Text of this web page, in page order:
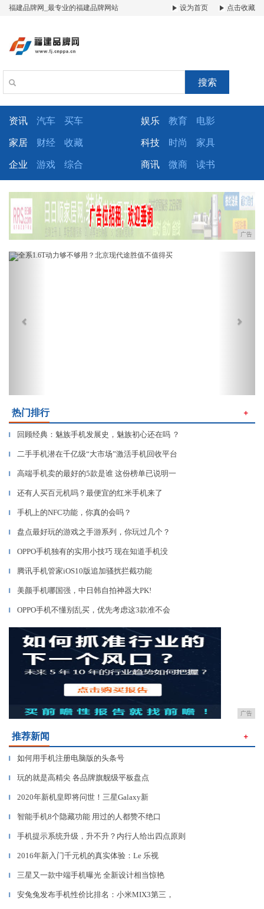
福建品牌网_最专业的福建品牌网站 设为首页 点击收藏
搜索
资讯 汽车 买车 娱乐 教育 电影
家居 财经 收藏 科技 时尚 家具
企业 游戏 综合 商讯 微商 读书
广告
Previous
热门排行 ＋
▎ 回顾经典：魅族手机发展史，魅族初心还在吗 ？
▎ 二手手机潜在千亿级“大市场”激活手机回收平台
▎ 高端手机卖的最好的5款是谁 这份榜单已说明一
▎ 还有人买百元机吗？最便宜的红米手机来了
▎ 手机上的NFC功能，你真的会吗？
▎ 盘点最好玩的游戏之手游系列，你玩过几个？
▎ OPPO手机独有的实用小技巧 现在知道手机没
▎ 腾讯手机管家iOS10版追加骚扰拦截功能
▎ 美颜手机哪国强，中日韩自拍神器大PK!
▎ OPPO手机不懂别乱买，优先考虑这3款准不会
广告
推荐新闻 ＋
▎ 如何用手机注册电脑版的头条号
▎ 玩的就是高精尖 各品牌旗舰级平板盘点
▎ 2020年新机皇即将问世！三星Galaxy新
▎ 智能手机8个隐藏功能 用过的人都赞不绝口
▎ 手机提示系统升级，升不升？内行人给出四点原则
▎ 2016年新入门千元机的真实体验：Le 乐视
▎ 三星又一款中端手机曝光 全新设计相当惊艳
▎ 安兔兔发布手机性价比排名：小米MIX3第三，